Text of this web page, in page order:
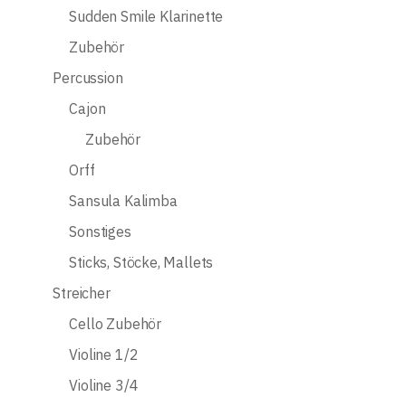
Sudden Smile Klarinette
Zubehör
Percussion
Cajon
Zubehör
Orff
Sansula Kalimba
Sonstiges
Sticks, Stöcke, Mallets
Streicher
Cello Zubehör
Violine 1/2
Violine 3/4